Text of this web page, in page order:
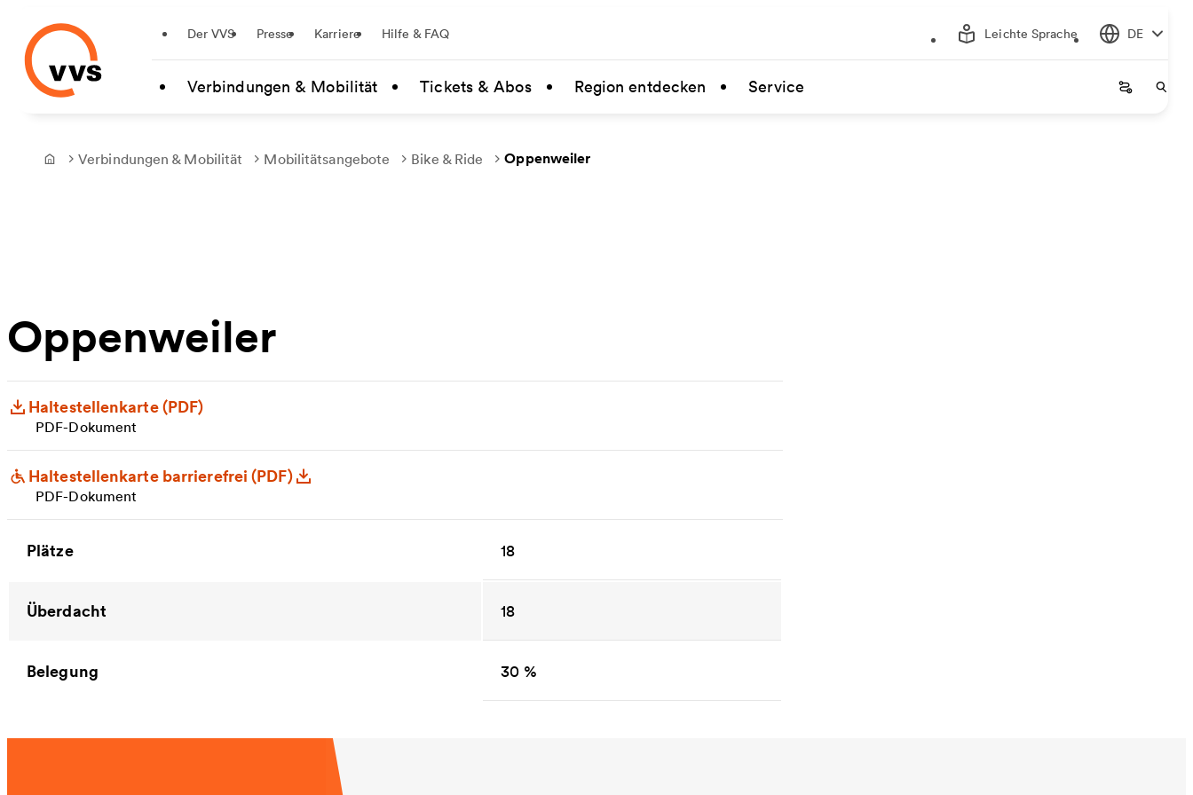
Zum Hauptinhalt springen
Der VVS Presse Karriere Hilfe & FAQ Leichte Sprache DE
Verbindungen & Mobilität Tickets & Abos Region entdecken Service Startseite
Frontpage
Verbindungen & Mobilität Mobilitätsangebote Bike & Ride Oppenweiler
Oppenweiler
Haltestellenkarte (PDF)
PDF-Dokument
Haltestellenkarte barrierefrei (PDF)
PDF-Dokument
Plätze 18
Überdacht 18
Belegung 30 %